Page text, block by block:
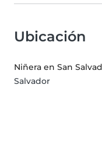
Ubicación
Niñera en San
Salvador